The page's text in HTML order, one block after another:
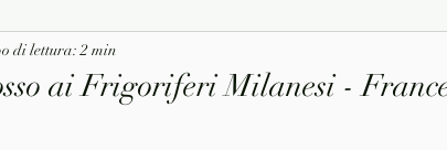
Ragazzi
ai Frigoriferi Milanesi -
di lettura: 2 min